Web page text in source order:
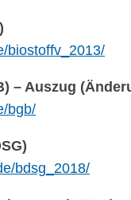
biostoffv_2013/
– Auszug
bgb/
bdsg_2018/